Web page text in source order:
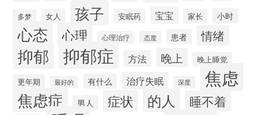
多梦 女人 孩子 安眠药 宝宝 家长 小时
心态 心理 心理治疗 态度 患者 情绪
抑郁 抑郁症 方法 晚上
晚上睡觉
更年期
最好的 有什么 治疗失眠 深度 焦虑
焦虑症 男人 症状 的人 睡不着